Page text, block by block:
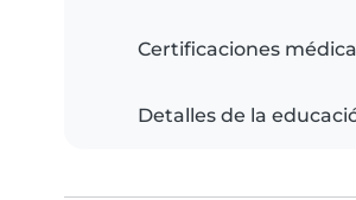
Certificaciones
Detalles de la